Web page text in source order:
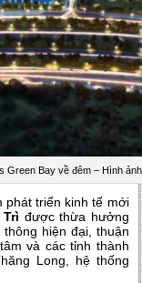
Green Bay về đêm – Hình
phát triển kinh tế mới
được thừa hưởng
hiện đại, thuận
và các tỉnh thành
Long, hệ thống